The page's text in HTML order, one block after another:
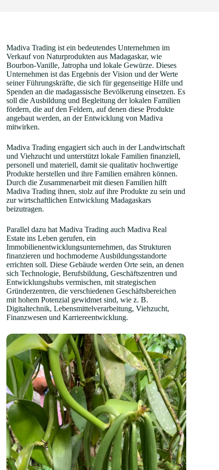
Madiva Trading ist ein bedeutendes Unternehmen im
Verkauf von Naturprodukten aus Madagaskar, wie
Bourbon-Vanille, Jatropha und lokale Gewürze. Dieses
Unternehmen ist das Ergebnis der Vision und der Werte
seiner Führungskräfte, die sich für gegenseitige Hilfe und
Spenden an die madagassische Bevölkerung einsetzen. Es
soll die Ausbildung und Begleitung der lokalen Familien
fördern, die auf den Feldern, auf denen diese Produkte
angebaut werden, an der Entwicklung von Madiva
mitwirken.
Madiva Trading engagiert sich auch in der Landwirtschaft
und Viehzucht und unterstützt lokale Familien finanziell,
personell und materiell, damit sie qualitativ hochwertige
Produkte herstellen und ihre Familien ernähren können.
Durch die Zusammenarbeit mit diesen Familien hilft
Madiva Trading ihnen, stolz auf ihre Produkte zu sein und
zur wirtschaftlichen Entwicklung Madagaskars
beizutragen.
Parallel dazu hat Madiva Trading auch Madiva Real
Estate ins Leben gerufen, ein
Immobilienentwicklungsunternehmen, das Strukturen
finanzieren und hochmoderne Ausbildungsstandorte
errichten soll. Diese Gebäude werden Orte sein, an denen
sich Technologie, Berufsbildung, Geschäftszentren und
Entwicklungshubs vermischen, mit strategischen
Gründerzentren, die verschiedenen Geschäftsbereichen
mit hohem Potenzial gewidmet sind, wie z. B.
Digitaltechnik, Lebensmittelverarbeitung, Viehzucht,
Finanzwesen und Karriereentwicklung.